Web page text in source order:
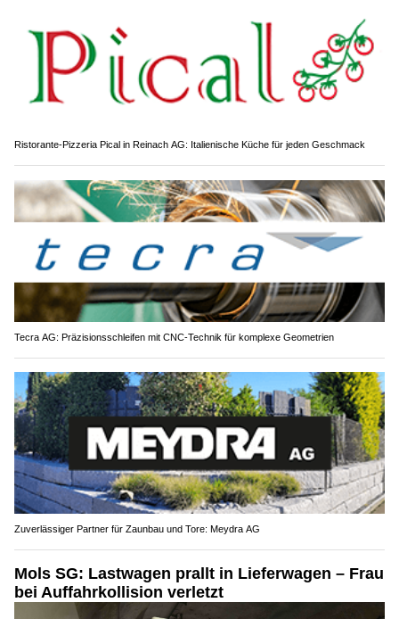
Ristorante-Pizzeria Pical in Reinach AG: Italienische Küche für jeden Geschmack
Tecra AG: Präzisionsschleifen mit CNC-Technik für komplexe Geometrien
Zuverlässiger Partner für Zaunbau und Tore: Meydra AG
Mols SG: Lastwagen prallt in Lieferwagen – Frau
bei Auffahrkollision verletzt